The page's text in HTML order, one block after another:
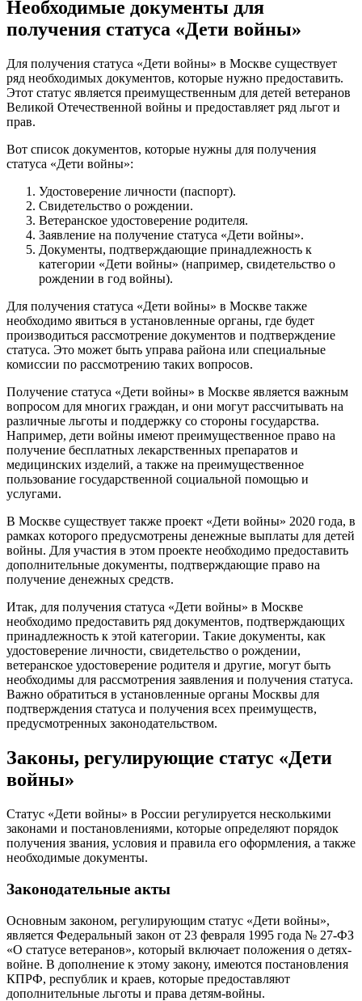
Необходимые документы для
получения статуса «Дети войны»
Для получения статуса «Дети войны» в Москве существует
ряд необходимых документов, которые нужно предоставить.
Этот статус является преимущественным для детей ветеранов
Великой Отечественной войны и предоставляет ряд льгот и
прав.
Вот список документов, которые нужны для получения
статуса «Дети войны»:
Удостоверение личности (паспорт).
Свидетельство о рождении.
Ветеранское удостоверение родителя.
Заявление на получение статуса «Дети войны».
Документы, подтверждающие принадлежность к
категории «Дети войны» (например, свидетельство о
рождении в год войны).
Для получения статуса «Дети войны» в Москве также
необходимо явиться в установленные органы, где будет
производиться рассмотрение документов и подтверждение
статуса. Это может быть управа района или специальные
комиссии по рассмотрению таких вопросов.
Получение статуса «Дети войны» в Москве является важным
вопросом для многих граждан, и они могут рассчитывать на
различные льготы и поддержку со стороны государства.
Например, дети войны имеют преимущественное право на
получение бесплатных лекарственных препаратов и
медицинских изделий, а также на преимущественное
пользование государственной социальной помощью и
услугами.
В Москве существует также проект «Дети войны» 2020 года, в
рамках которого предусмотрены денежные выплаты для детей
войны. Для участия в этом проекте необходимо предоставить
дополнительные документы, подтверждающие право на
получение денежных средств.
Итак, для получения статуса «Дети войны» в Москве
необходимо предоставить ряд документов, подтверждающих
принадлежность к этой категории. Такие документы, как
удостоверение личности, свидетельство о рождении,
ветеранское удостоверение родителя и другие, могут быть
необходимы для рассмотрения заявления и получения статуса.
Важно обратиться в установленные органы Москвы для
подтверждения статуса и получения всех преимуществ,
предусмотренных законодательством.
Законы, регулирующие статус «Дети
войны»
Статус «Дети войны» в России регулируется несколькими
законами и постановлениями, которые определяют порядок
получения звания, условия и правила его оформления, а также
необходимые документы.
Законодательные акты
Основным законом, регулирующим статус «Дети войны»,
является Федеральный закон от 23 февраля 1995 года № 27-ФЗ
«О статусе ветеранов», который включает положения о детях-
войне. В дополнение к этому закону, имеются постановления
КПРФ, республик и краев, которые предоставляют
дополнительные льготы и права детям-войны.